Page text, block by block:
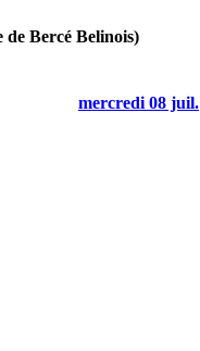
Bercé Belinois)
mercredi 08 juil.